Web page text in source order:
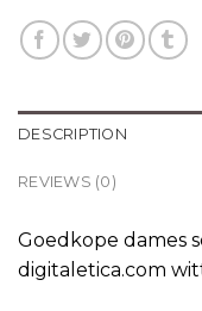
DESCRIPTION
REVIEWS (0)
Goedkope dames
digitaletica.com